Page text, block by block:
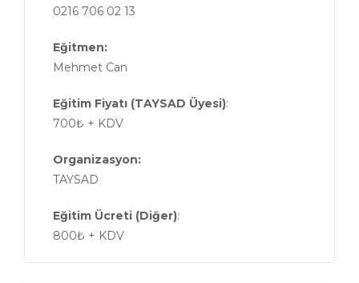
0216 706 02 13
Eğitmen:
Mehmet Can
Eğitim Fiyatı (TAYSAD Üyesi):
700₺ + KDV
Organizasyon:
TAYSAD
Eğitim Ücreti (Diğer):
800₺ + KDV